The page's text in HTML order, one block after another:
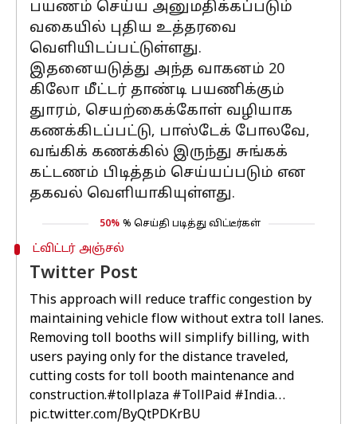
பயணம் செய்ய அனுமதிக்கப்படும்
வகையில் புதிய உத்தரவை
வெளியிடப்பட்டுள்ளது.
இதனையடுத்து அந்த வாகனம் 20
கிலோ மீட்டர் தாண்டி பயணிக்கும்
துாரம், செயற்கைக்கோள் வழியாக
கணக்கிடப்பட்டு, பாஸ்டேக் போலவே,
வங்கிக் கணக்கில் இருந்து சுங்கக்
கட்டணம் பிடித்தம் செய்யப்படும் என
தகவல் வெளியாகியுள்ளது.
50% % செய்தி படித்து விட்டீர்கள்
ட்விட்டர் அஞ்சல்
Twitter Post
This approach will reduce traffic congestion by
maintaining vehicle flow without extra toll lanes.
Removing toll booths will simplify billing, with
users paying only for the distance traveled,
cutting costs for toll booth maintenance and
construction.#tollplaza #TollPaid #India…
pic.twitter.com/ByQtPDKrBU